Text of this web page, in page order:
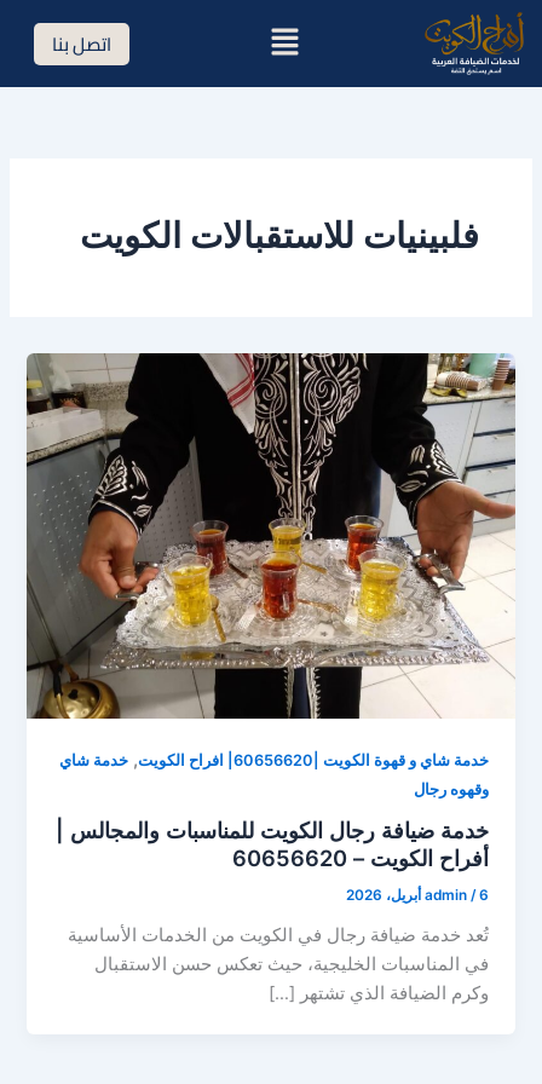
تخطي
إلى
المحتوى
القائمة اتصل بنا
فلبينيات للاستقبالات الكويت
خدمة شاي و قهوة الكويت |60656620| افراح الكويت ,خدمة شاي
وقهوه رجال
خدمة ضيافة رجال الكويت للمناسبات والمجالس |
أفراح الكويت – 60656620
admin /6 أبريل، 2026
تُعد خدمة ضيافة رجال في الكويت من الخدمات الأساسية
في المناسبات الخليجية، حيث تعكس حسن الاستقبال
وكرم الضيافة الذي تشتهر […]